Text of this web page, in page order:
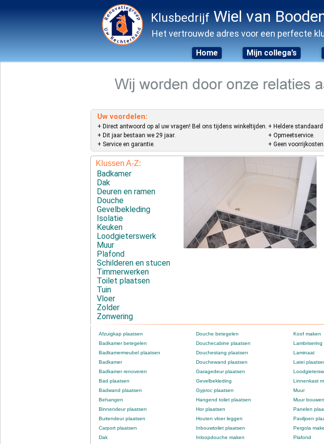
Klusbedrijf Wiel van
Het vertrouwde adres voor een perfecte
Home Mijn collega’s
Uw voordelen:
+ Direct antwoord op al uw vragen! Bel ons tijdens winkeltijden.
+ Dit jaar bestaan we 29 jaar.
+ Service en garantie.
+ Heldere standaard
+ Opmeetservice.
+ Geen voorrijkosten.
Klussen A-Z:
Badkamer
Dak
Deuren en ramen
Douche
Gevelbekleding
Isolatie
Keuken
Loodgieterswerk
Muur
Plafond
Schilderen en stucen
Timmerwerken
Toilet plaatsen
Tuin
Vloer
Zolder
Zonwering
Afzuigkap plaatsen
Badkamer betegelen
Badkamermeubel plaatsen
Badkamer
Badkamer renoveren
Bad plaatsen
Badwand plaatsen
Behangen
Binnendeur plaatsen
Buitendeur plaatsen
Carport plaatsen
Dak
Douche betegelen
Douchecabine plaatsen
Douchestang plaatsen
Douchewand plaatsen
Garagedeur plaatsen
Gevelbekleding
Gyproc plaatsen
Hangend toilet plaatsen
Hor plaatsen
Houten vloer leggen
Inbouwtoilet plaatsen
Inloopdouche maken
Koof maken
Lambrisering
Laminaat
Latei
Linnenkast
Muur
Muur bouwen
Panelen
Paviljoen
Pergola
Plafond